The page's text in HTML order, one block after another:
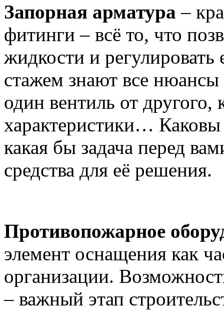
Запорная арматура –
фитинги – всё то, что
жидкости и регулировать
стажем знают все нюансы
один вентиль от
характеристики…
какая бы задача перед
средства для её решения.
Противопожарное
элемент оснащения как
организации.
– важный этап